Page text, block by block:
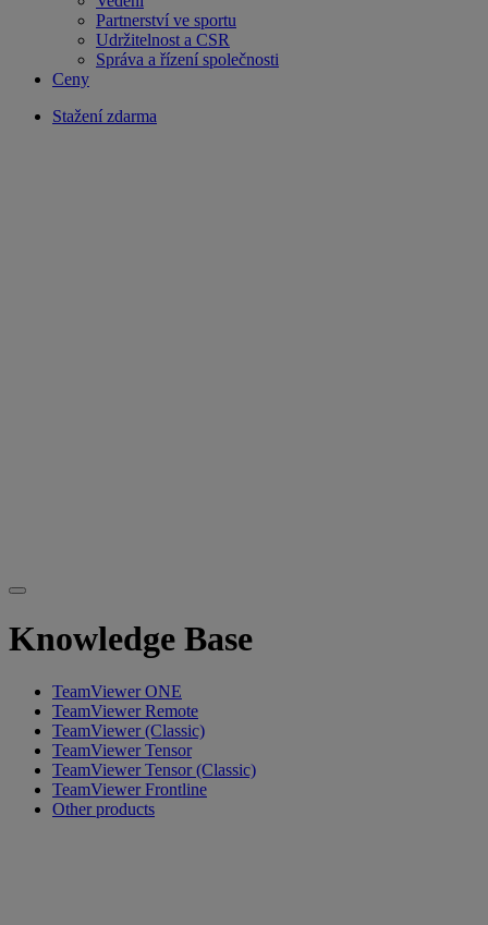
Partnerství ve sportu
Udržitelnost a CSR
Správa a řízení společnosti
Ceny
Stažení zdarma
Knowledge Base
TeamViewer ONE
TeamViewer Remote
TeamViewer (Classic)
TeamViewer Tensor
TeamViewer Tensor (Classic)
TeamViewer Frontline
Other products